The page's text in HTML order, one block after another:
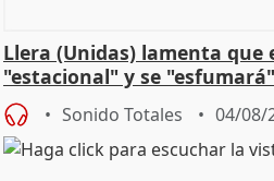
Llera (Unidas) lamenta que
"estacional" y se
Sonido Totales 04/08/